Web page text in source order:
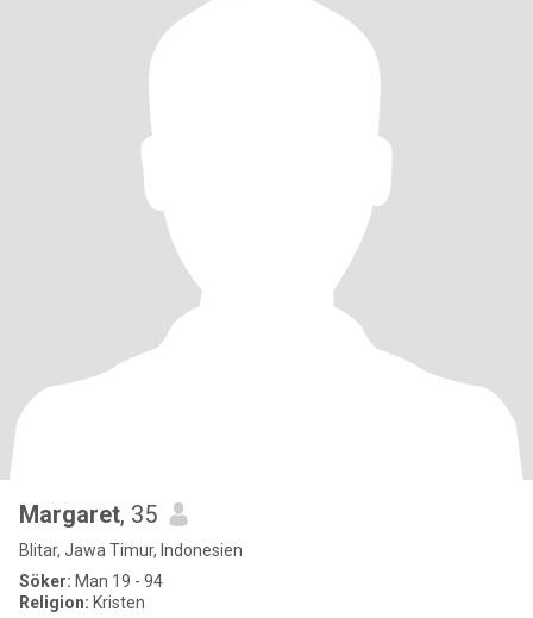
Margaret, 35
Blitar, Jawa Timur, Indonesien
Söker: Man 19 - 94
Religion: Kristen